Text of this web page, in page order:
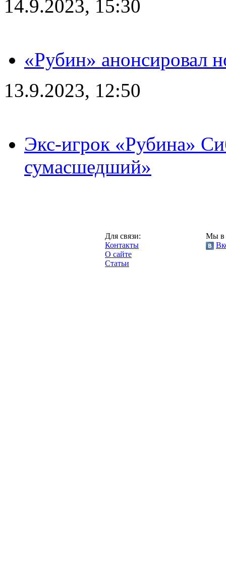
14.9.2023, 15:30
«Рубин» анонсировал
13.9.2023, 12:50
Экс-игрок «Рубина»
сумасшедший»
Для связи:
Контакты
О сайте
Статьи
Мы в